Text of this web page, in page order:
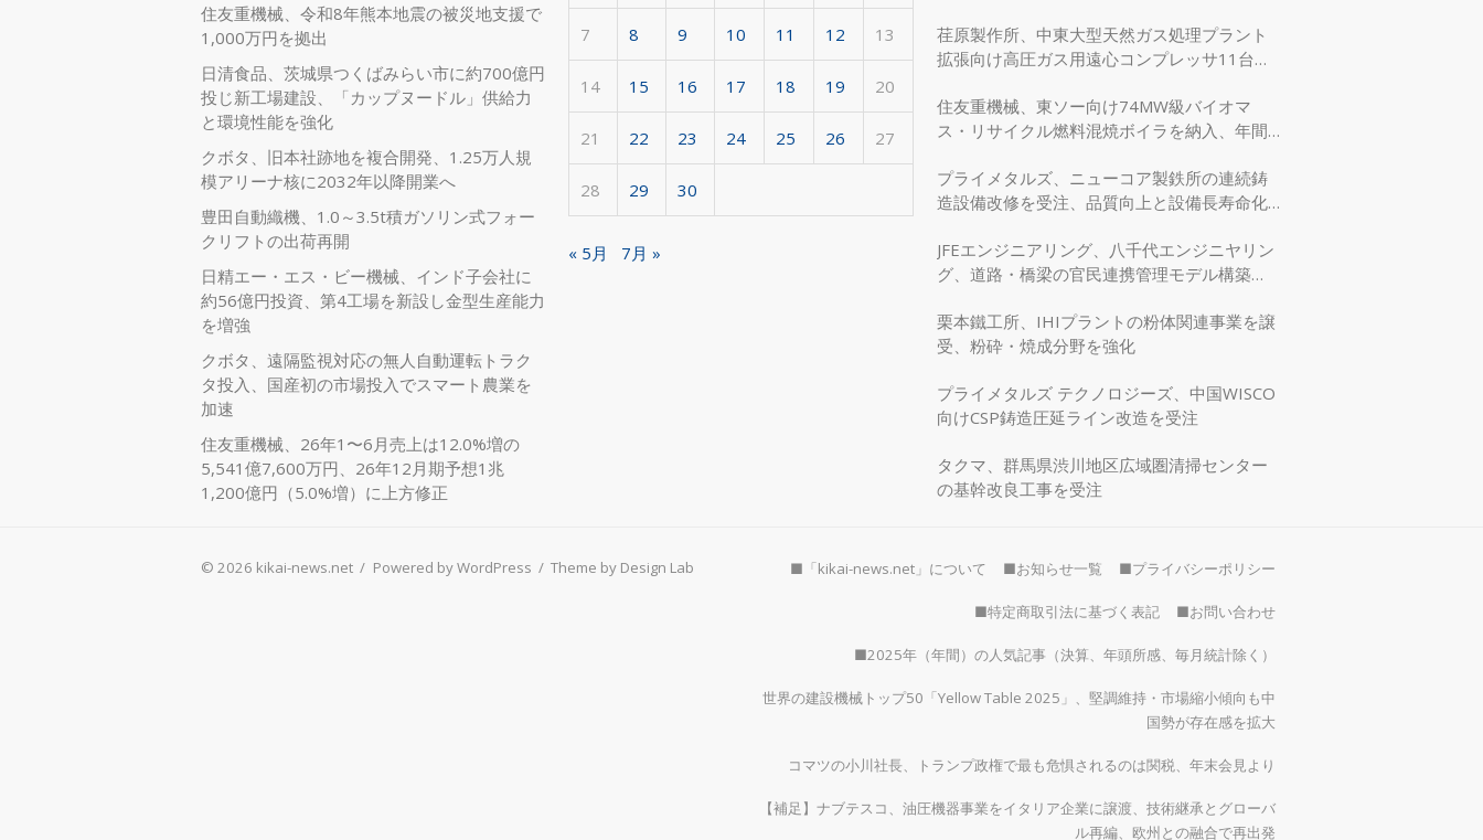
住友重機械、令和8年熊本地震の被災地支援で
1,000万円を拠出
日清食品、茨城県つくばみらい市に約700億円
投じ新工場建設、「カップヌードル」供給力
と環境性能を強化
クボタ、旧本社跡地を複合開発、1.25万人規
模アリーナ核に2032年以降開業へ
豊田自動織機、1.0～3.5t積ガソリン式フォー
クリフトの出荷再開
日精エー・エス・ビー機械、インド子会社に
約56億円投資、第4工場を新設し金型生産能力
を増強
クボタ、遠隔監視対応の無人自動運転トラク
タ投入、国産初の市場投入でスマート農業を
加速
住友重機械、26年1〜6月売上は12.0%増の
5,541億7,600万円、26年12月期予想1兆
1,200億円（5.0%増）に上方修正
7 8 9 10 11 12 13
14 15 16 17 18 19 20
21 22 23 24 25 26 27
28 29 30
« 5月 7月 »
荏原製作所、中東大型天然ガス処理プラント
拡張向け高圧ガス用遠心コンプレッサ11台を
住友重機械、東ソー向け74MW級バイオマ
ス・リサイクル燃料混焼ボイラを納入、年間
プライメタルズ、ニューコア製鉄所の連続鋳
造設備改修を受注、品質向上と設備長寿命化
JFEエンジニアリング、八千代エンジニヤリン
グ、道路・橋梁の官民連携管理モデル構築
栗本鐵工所、IHIプラントの粉体関連事業を譲
受、粉砕・焼成分野を強化
プライメタルズ テクノロジーズ、中国WISCO
向けCSP鋳造圧延ライン改造を受注
タクマ、群馬県渋川地区広域圏清掃センター
の基幹改良工事を受注
© 2026 kikai-news.net / Powered by WordPress / Theme by Design Lab ■「kikai-news.net」について ■お知らせ一覧 ■プライバシーポリシー
■特定商取引法に基づく表記 ■お問い合わせ
■2025年（年間）の人気記事（決算、年頭所感、毎月統計除く）
世界の建設機械トップ50「Yellow Table 2025」、堅調維持・市場縮小傾向も中
国勢が存在感を拡大
コマツの小川社長、トランプ政権で最も危惧されるのは関税、年末会見より
【補足】ナブテスコ、油圧機器事業をイタリア企業に譲渡、技術継承とグローバ
ル再編、欧州との融合で再出発